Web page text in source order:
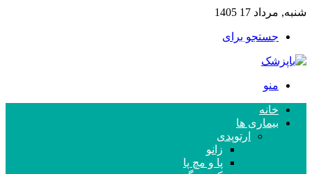
شنبه, مرداد 17 1405
جستجو برای
منو
خانه
بیماری ها
ارتوپدی
زانو
پا و مچ پا